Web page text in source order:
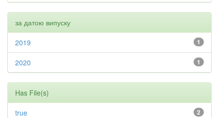
за датою випуску
1
2019
1
2020
Has File(s)
2
true